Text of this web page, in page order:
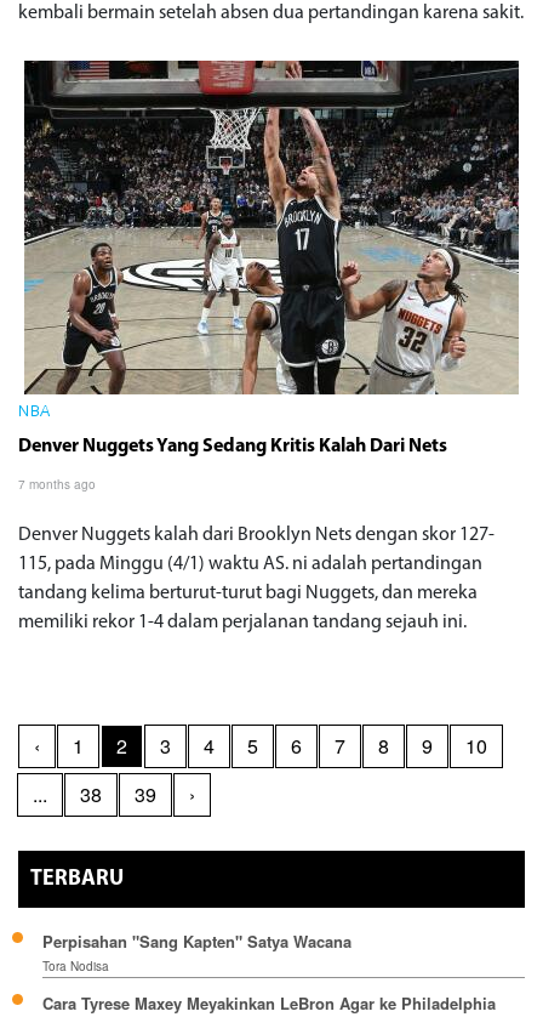
kembali bermain setelah absen dua pertandingan karena sakit.
NBA
Denver Nuggets Yang Sedang Kritis Kalah Dari Nets
7 months ago
Denver Nuggets kalah dari Brooklyn Nets dengan skor 127-
115, pada Minggu (4/1) waktu AS. ni adalah pertandingan
tandang kelima berturut-turut bagi Nuggets, dan mereka
memiliki rekor 1-4 dalam perjalanan tandang sejauh ini.
‹ 1 2 3 4 5 6 7 8 9
10
...
38 39 ›
TERBARU
Perpisahan "Sang Kapten" Satya Wacana
Tora Nodisa
Cara Tyrese Maxey Meyakinkan LeBron Agar ke Philadelphia